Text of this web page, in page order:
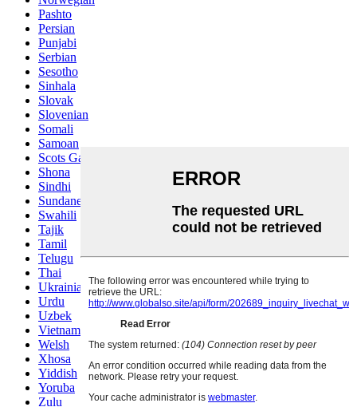
Pashto
Persian
Punjabi
Serbian
Sesotho
Sinhala
Slovak
Slovenian
Somali
Samoan
Scots Gaelic
Shona
Sindhi
Sundanese
Swahili
Tajik
Tamil
Telugu
Thai
Ukrainian
Urdu
Uzbek
Vietnamese
Welsh
Xhosa
Yiddish
Yoruba
Zulu